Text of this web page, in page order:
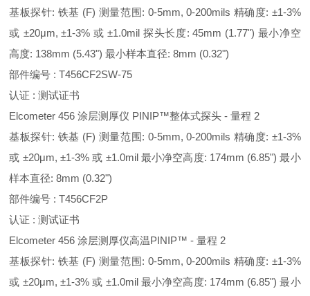
基板探针: 铁基 (F) 测量范围: 0-5mm, 0-200mils 精确度: ±1-3%
或 ±20μm, ±1-3% 或 ±1.0mil 探头长度: 45mm (1.77") 最小净空
高度: 138mm (5.43") 最小样本直径: 8mm (0.32")
部件编号 : T456CF2SW-75
认证 : 测试证书
Elcometer 456 涂层测厚仪 PINIP™整体式探头 - 量程 2
基板探针: 铁基 (F) 测量范围: 0-5mm, 0-200mils 精确度: ±1-3%
或 ±20μm, ±1-3% 或 ±1.0mil 最小净空高度: 174mm (6.85") 最小
样本直径: 8mm (0.32")
部件编号 : T456CF2P
认证 : 测试证书
Elcometer 456 涂层测厚仪高温PINIP™ - 量程 2
基板探针: 铁基 (F) 测量范围: 0-5mm, 0-200mils 精确度: ±1-3%
或 ±20μm, ±1-3% 或 ±1.0mil 最小净空高度: 174mm (6.85") 最小